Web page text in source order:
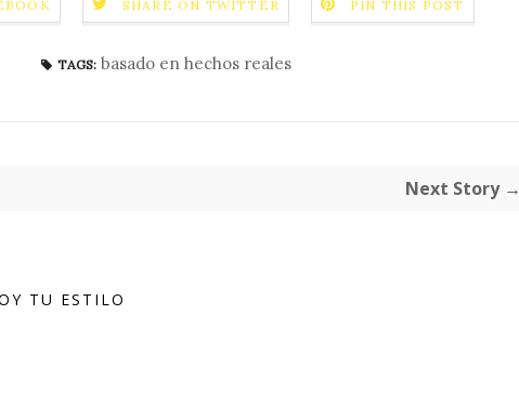
SHARE ON TWITTER PIN THIS POST
TAGS: basado en hechos reales
Next Story →
TU ESTILO